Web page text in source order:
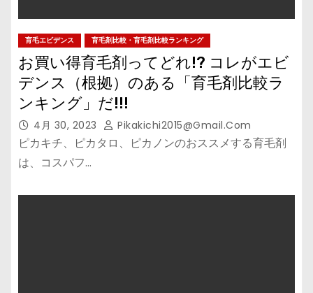
育毛エビデンス 育毛剤比較・育毛剤比較ランキング
お買い得育毛剤ってどれ!? コレがエビ
デンス（根拠）のある「育毛剤比較ラ
ンキング」だ!!!
4月 30, 2023 Pikakichi2015@gmail.com
ピカキチ、ピカタロ、ピカノンのおススメする育毛剤
は、コスパフ…